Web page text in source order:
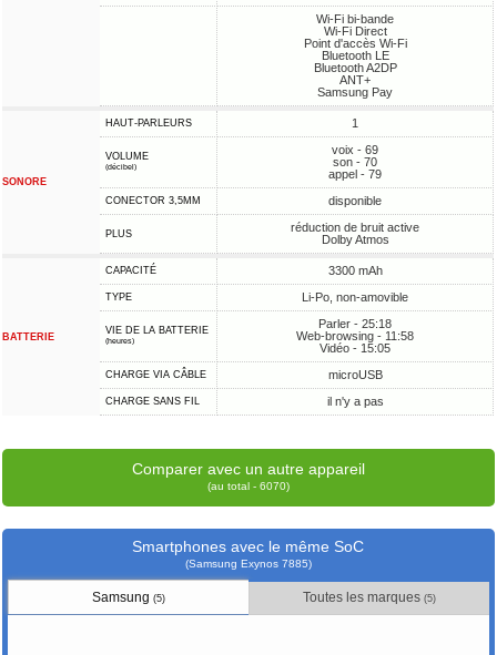
Wi-Fi bi-bande
Wi-Fi Direct
Point d'accès Wi-Fi
Bluetooth LE
Bluetooth A2DP
ANT+
Samsung Pay
SONORE
HAUT-PARLEURS 1
VOLUME
(décibel)
voix - 69
son - 70
appel - 79
CONECTOR 3,5MM disponible
PLUS
réduction de bruit active
Dolby Atmos
BATTERIE
CAPACITÉ 3300 mAh
TYPE Li-Po, non-amovible
VIE DE LA BATTERIE
(heures)
Parler - 25:18
Web-browsing - 11:58
Vidéo - 15:05
CHARGE VIA CÂBLE microUSB
CHARGE SANS FIL il n'y a pas
Comparer avec un autre appareil
(au total - 6070)
Smartphones avec le même SoC
(Samsung Exynos 7885)
Samsung (5) Toutes les marques (5)